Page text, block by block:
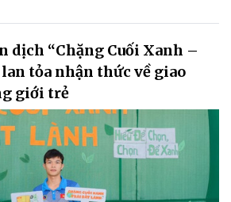
dịch “Chặng Cuối Xanh –
tỏa nhận thức về giao
giới trẻ